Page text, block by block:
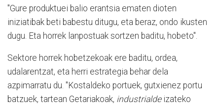
"Gure produktuei balio erantsia ematen dioten
iniziatibak beti babestu ditugu, eta beraz, ondo ikusten
dugu. Eta horrek lanpostuak sortzen baditu, hobeto".
Sektore horrek hobetzekoak ere baditu, ordea,
udalarentzat, eta herri estrategia behar dela
azpimarratu du. "Kostaldeko portuek, gutxienez portu
batzuek, tartean Getariakoak, industrialdeizateko